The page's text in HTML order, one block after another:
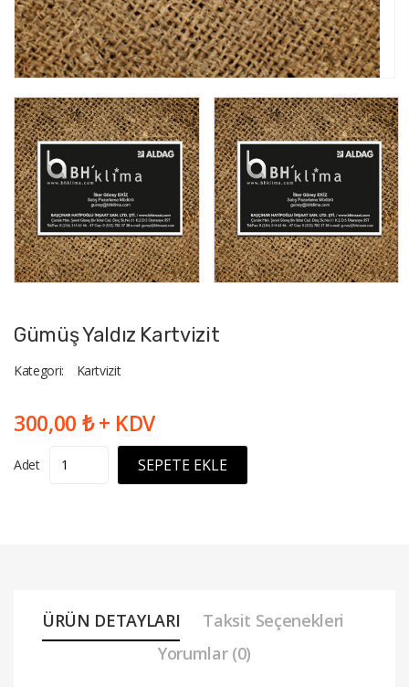
Gümüş Yaldız Kartvizit
Kategori: Kartvizit
300,00 ₺ + KDV
Adet SEPETE EKLE
ÜRÜN DETAYLARI
Taksit Seçenekleri
Yorumlar (0)